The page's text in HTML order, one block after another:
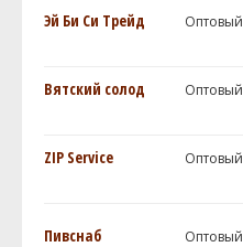
Эй Би Си Трейд Оптовый
Вятский солод Оптовый
ZIP Service Оптовый
Пивснаб Оптовый